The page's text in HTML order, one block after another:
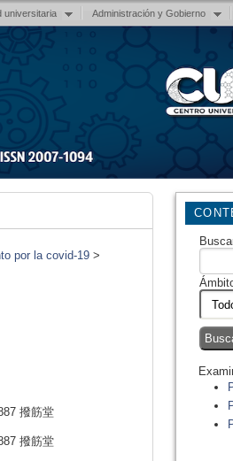
universitaria Administración y Gobierno
por la covid-19 >
撥筋堂
撥筋堂